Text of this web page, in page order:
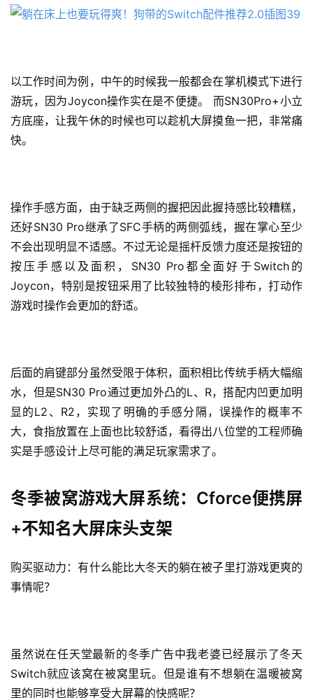
答
优
速
盾
登录 注册
以工作时间为例，中午的时候我一般都会在掌机模式下进行
游玩，因为Joycon操作实在是不便捷。 而SN30Pro+小立
方底座，让我午休的时候也可以趁机大屏摸鱼一把，非常痛
快。
操作手感方面，由于缺乏两侧的握把因此握持感比较糟糕，
还好SN30 Pro继承了SFC手柄的两侧弧线，握在掌心至少
不会出现明显不适感。不过无论是摇杆反馈力度还是按钮的
按压手感以及面积，SN30 Pro都全面好于Switch的
Joycon，特别是按钮采用了比较独特的棱形排布，打动作
游戏时操作会更加的舒适。
后面的肩键部分虽然受限于体积，面积相比传统手柄大幅缩
水，但是SN30 Pro通过更加外凸的L、R，搭配内凹更加明
显的L2、R2，实现了明确的手感分隔，误操作的概率不
大，食指放置在上面也比较舒适，看得出八位堂的工程师确
实是手感设计上尽可能的满足玩家需求了。
冬季被窝游戏大屏系统：Cforce便携屏
+不知名大屏床头支架
购买驱动力：有什么能比大冬天的躺在被子里打游戏更爽的
事情呢？
虽然说在任天堂最新的冬季广告中我老婆已经展示了冬天
Switch就应该窝在被窝里玩。但是谁有不想躺在温暖被窝
里的同时也能够享受大屏幕的快感呢？